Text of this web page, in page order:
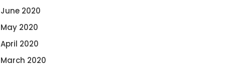
June 2020
May 2020
April 2020
March 2020